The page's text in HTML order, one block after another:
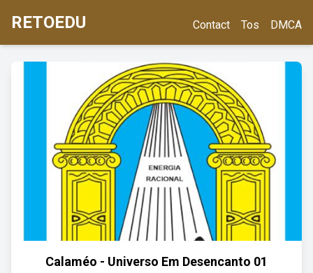
RETOEDU Contact Tos DMCA
Calaméo - Universo Em Desencanto 01